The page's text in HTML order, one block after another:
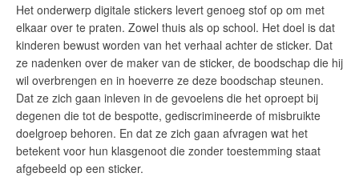
Het onderwerp digitale stickers levert genoeg stof op om met
elkaar over te praten. Zowel thuis als op school. Het doel is dat
kinderen bewust worden van het verhaal achter de sticker. Dat
ze nadenken over de maker van de sticker, de boodschap die hij
wil overbrengen en in hoeverre ze deze boodschap steunen.
Dat ze zich gaan inleven in de gevoelens die het oproept bij
degenen die tot de bespotte, gediscrimineerde of misbruikte
doelgroep behoren. En dat ze zich gaan afvragen wat het
betekent voor hun klasgenoot die zonder toestemming staat
afgebeeld op een sticker.